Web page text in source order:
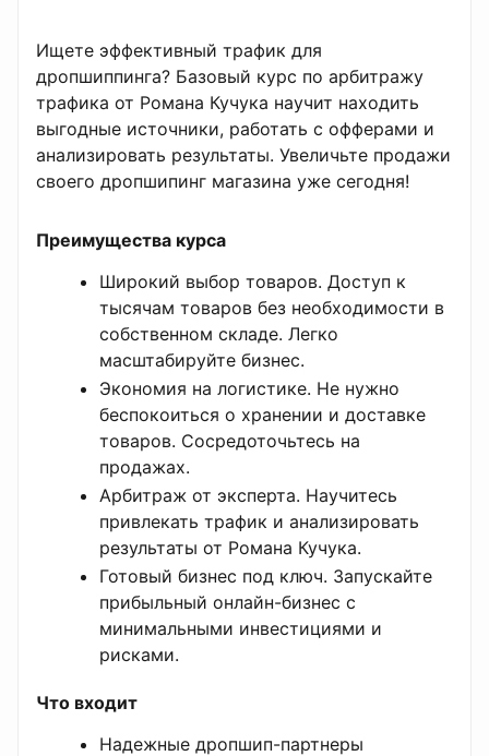
Ищете эффективный трафик для
дропшиппинга? Базовый курс по арбитражу
трафика от Романа Кучука научит находить
выгодные источники, работать с офферами и
анализировать результаты. Увеличьте продажи
своего дропшипинг магазина уже сегодня!
Преимущества курса
Широкий выбор товаров. Доступ к
тысячам товаров без необходимости в
собственном складе. Легко
масштабируйте бизнес.
Экономия на логистике. Не нужно
беспокоиться о хранении и доставке
товаров. Сосредоточьтесь на
продажах.
Арбитраж от эксперта. Научитесь
привлекать трафик и анализировать
результаты от Романа Кучука.
Готовый бизнес под ключ. Запускайте
прибыльный онлайн-бизнес с
минимальными инвестициями и
рисками.
Что входит
Надежные дропшип-партнеры